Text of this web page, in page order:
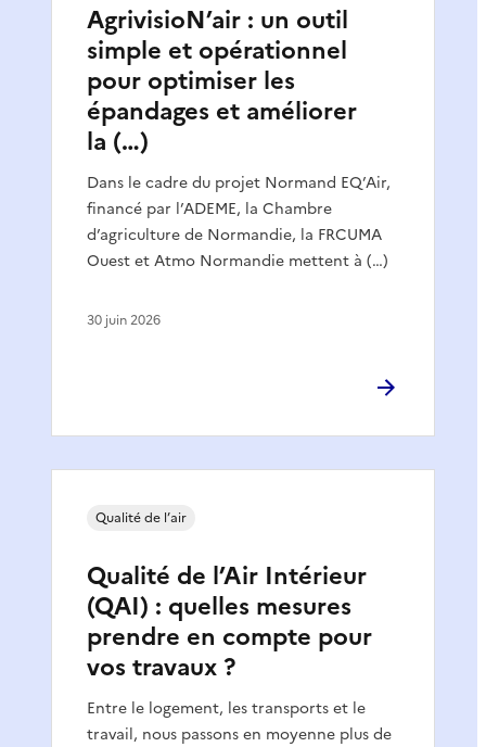
AgrivisioN’air : un outil
simple et opérationnel
pour optimiser les
épandages et améliorer
la (…)
Dans le cadre du projet Normand EQ’Air,
financé par l’ADEME, la Chambre
d’agriculture de Normandie, la FRCUMA
Ouest et Atmo Normandie mettent à (…)
30 juin 2026
Qualité de l’Air Intérieur
(QAI) : quelles mesures
prendre en compte pour
vos travaux ?
Entre le logement, les transports et le
travail, nous passons en moyenne plus de
Qualité de l’air